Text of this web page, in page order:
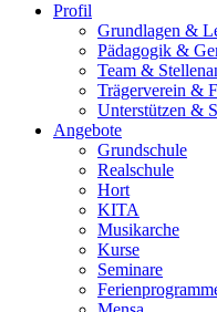
Profil
Grundlagen &
Pädagogik &
Team &
Trägerverein &
Unterstützen &
Angebote
Grundschule
Realschule
Hort
KITA
Musikarche
Kurse
Seminare